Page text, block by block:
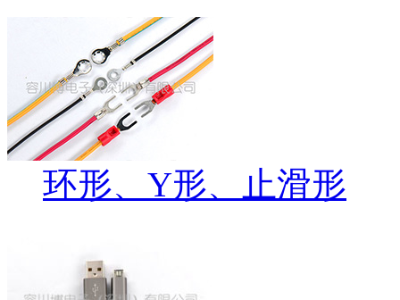
环形、Y形、止滑形